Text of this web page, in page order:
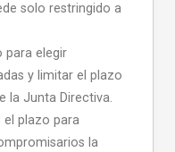
solo restringido a
para elegir
y limitar el plazo
la Junta Directiva.
el plazo para
la